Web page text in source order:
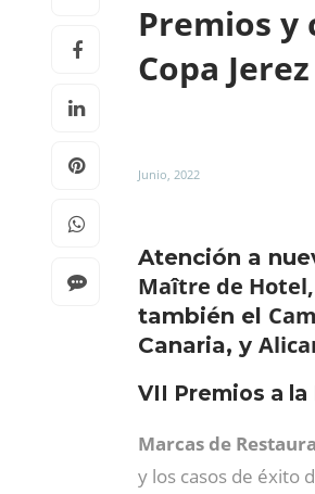
Premios y
Copa
Junio, 2022
Atención a
Maître de Hotel,
también el
Canaria, y
VII Premios a
Marcas de
y los casos de éxito